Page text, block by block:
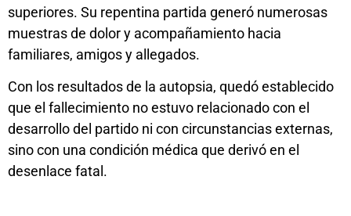
superiores. Su repentina partida generó numerosas
muestras de dolor y acompañamiento hacia
familiares, amigos y allegados.
Con los resultados de la autopsia, quedó establecido
que el fallecimiento no estuvo relacionado con el
desarrollo del partido ni con circunstancias externas,
sino con una condición médica que derivó en el
desenlace fatal.